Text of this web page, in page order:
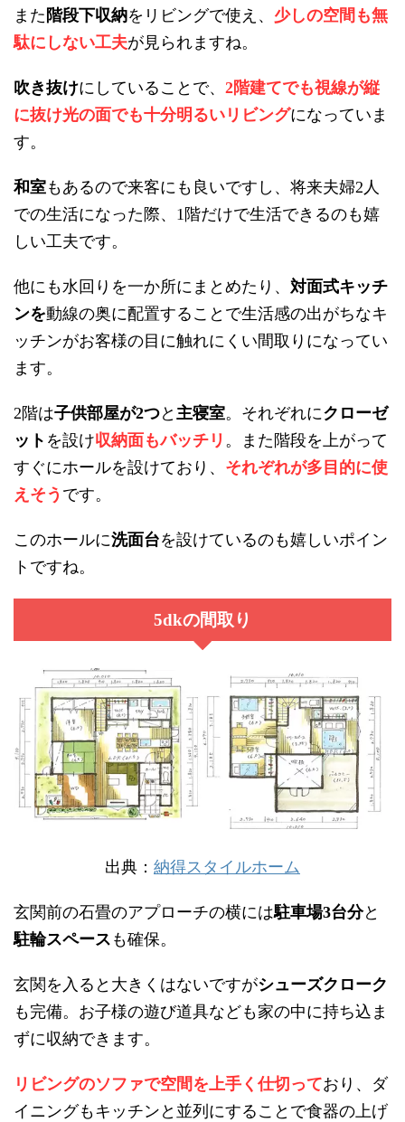
また階段下収納をリビングで使え、 少しの空間も無
駄にしない工夫が見られますね。
吹き抜けにしていることで、 2階建てでも視線が縦
に抜け光の面でも十分明るいリビングになっていま
す。
和室もあるので来客にも良いですし、将来夫婦2 人
での生活になった際、 1 階だけで生活できるのも嬉
しい工夫です。
他にも水回りを一か所にまとめたり、 対面式キッチ
ンを動線の奥に配置することで生活感の出がちなキ
ッチンがお客様の目に触れにくい間取りになってい
ます。
2階は子供部屋が2つと 主寝室。それぞれにクローゼ
ット を設け収納面もバッチリ 。また階段を上がって
すぐにホールを設けており、 それぞれが多目的に使
えそう です。
このホールに洗面台を設けているのも嬉しいポイン
トですね。
5dkの間取り
出典： 納得スタイルホーム
玄関前の石畳のアプローチの横には駐車場3台分と
駐輪スペースも確保。
玄関を入ると大きくはないですがシューズクローク
も完備。お子様の遊び道具なども家の中に持ち込ま
ずに収納できます。
リビングのソファで空間を上手く仕切っており、ダ
イニングもキッチンと並列にすることで食器の上げ